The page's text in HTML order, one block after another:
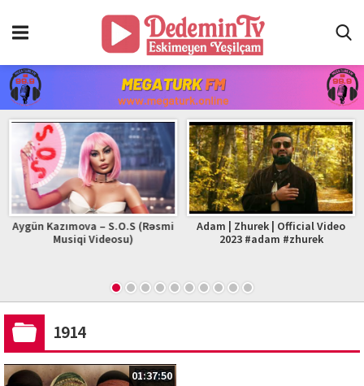
Aygün Kazımova – S.O.S (Rəsmi
Musiqi Videosu)
Adam | Zhurek | Official Video
2023 #adam #zhurek
1914
01:37:50